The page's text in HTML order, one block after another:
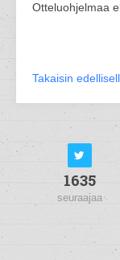
Otteluohjelmaa
Takaisin
1635
seuraajaa